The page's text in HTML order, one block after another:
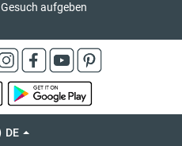
Gesuch aufgeben
DE